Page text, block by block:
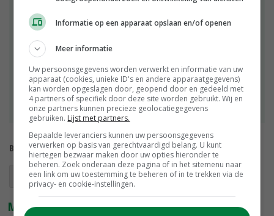
EU PiG bijdragen aan het ontwikkelingsniveau van
de varkenshouderij in de Europese Unie. De vier
hoofdthema's zijn: dierenwelzijn, vleeskwaliteit,
gezondheidsmanagement en precisieproductie. Elk
thema kent twee challenges, die jaarlijks wisselen.
De aanpak van hittestress door John van Paassen
valt onder dierenwelzijn en de sectorpromotie van
Doreen van den Berkmortel onder vleeskwaliteit.
ZLTO verzorgt jaarlijks de voordrachten.
Bekijk meer over:
EU Pig Innovation Group imago
MARKTPRIJZEN
Informatie op een apparaat opslaan en/of openen
Meer informatie
Uw persoonsgegevens worden verwerkt en informatie van uw
apparaat (cookies, unieke ID's en andere apparaatgegevens)
kan worden opgeslagen door, geopend door en gedeeld met
4 partners of specifiek door deze site worden gebruikt. Wij en
onze partners kunnen precieze geolocatiegegevens
gebruiken. Lijst met partners.
Bepaalde leveranciers kunnen uw persoonsgegevens
verwerken op basis van gerechtvaardigd belang. U kunt
hiertegen bezwaar maken door uw opties hieronder te
beheren. Zoek onderaan deze pagina of in het sitemenu naar
een link om uw toestemming te beheren of in te trekken via de
privacy- en cookie-instellingen.